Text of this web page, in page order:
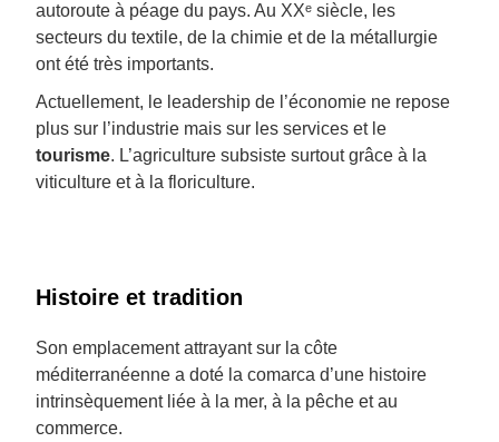
autoroute à péage du pays. Au XXᵉ siècle, les
secteurs du textile, de la chimie et de la métallurgie
ont été très importants.
Actuellement, le leadership de l’économie ne repose
plus sur l’industrie mais sur les services et le
tourisme. L’agriculture subsiste surtout grâce à la
viticulture et à la floriculture.
Histoire et tradition
Son emplacement attrayant sur la côte
méditerranéenne a doté la comarca d’une histoire
intrinsèquement liée à la mer, à la pêche et au
commerce.